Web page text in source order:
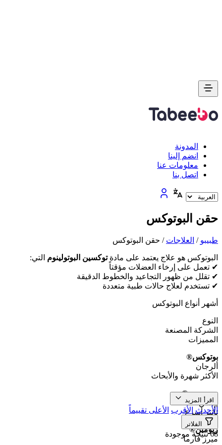
المدونة
انضم إلينا
معلومات عنا
اتصل بنا
حقن البوتوكس
طبیبو / العلاجات / حقن البوتوكس
البوتوكس هو علاج يعتمد على مادةتوكسين البوتولينوم التي:
✔ تعمل على إرخاء العضلات مؤقتاً
✔ تقلل من ظهور التجاعيد والخطوط الدقيقة
✔ تستخدم لعلاج حالات طبية متعددة
أشهر أنواع البوتوكس
النوع
الشركة المصنعة
المميزات
بوتوكس®
ألرجان
الأكثر شهرة والأبحاث
ديسبورت®
إيبسن
تأثير أسرع
زيومين®
ميرز فارما
اقرأ المزيد
الأحدث الأقرب الأعلى تقييماً
الفلاتر
68 نتيجة موجودة